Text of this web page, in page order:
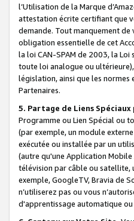
l’Utilisation de la Marque
attestation écrite certifiant que
demande. Tout manquement
obligation essentielle de cet
la loi CAN-SPAM de 2003, la
toute loi analogue ou ultérieure),
législation, ainsi que les
Partenaires.
5. Partage de Liens
Programme ou Lien Spécial ou
(par exemple, un module
exécutée ou installée par un
(autre qu'une Application
télévision par câble ou satellite,
exemple, GoogleTV, Bravia de
n’utiliserez pas ou vous
d'apprentissage automatique